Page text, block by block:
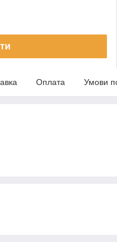
Оплата Умови